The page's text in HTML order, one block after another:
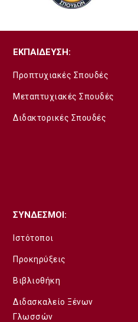
ΕΚΠΑΙΔΕΥΣΗ:
Προπτυχιακές Σπουδές
Μεταπτυχιακές Σπουδές
Διδακτορικές Σπουδές
ΣΥΝΔΕΣΜΟΙ:
Ιστότοποι
Προκηρύξεις
Βιβλιοθήκη
Διδασκαλείο Ξένων
Γλωσσών